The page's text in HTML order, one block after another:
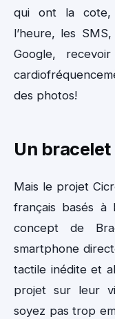
qui ont la cote,
l’heure, les
Google,
des photos!
Un
Mais le projet
français basés
concept de
smartphone
tactile inédite et
projet sur leur
soyez pas trop